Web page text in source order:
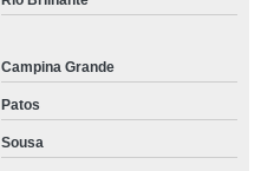
Campina Grande
Patos
Sousa